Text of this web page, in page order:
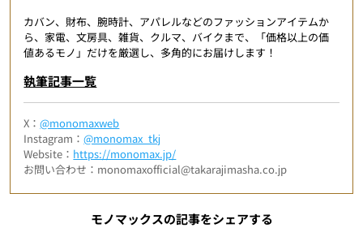
カバン、財布、腕時計、アパレルなどのファッションアイテムか
ら、家電、文房具、雑貨、クルマ、バイクまで、「価格以上の価
値あるモノ」だけを厳選し、多角的にお届けします！
執筆記事一覧
X：@monomaxweb
Instagram：@monomax_tkj
Website： https://monomax.jp/
お問い合わせ：monomaxofficial@takarajimasha.co.jp
モノマックスの記事をシェアする